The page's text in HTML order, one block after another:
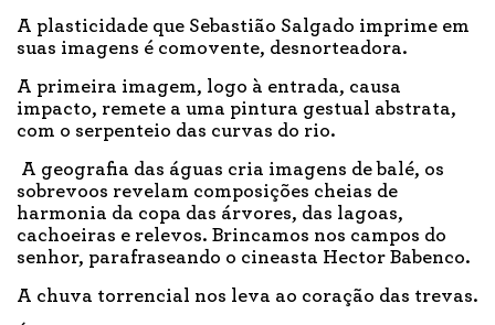
A plasticidade que Sebastião Salgado imprime em
suas imagens é comovente, desnorteadora.
A primeira imagem, logo à entrada, causa
impacto, remete a uma pintura gestual abstrata,
com o serpenteio das curvas do rio.
A geografia das águas cria imagens de balé, os
sobrevoos revelam composições cheias de
harmonia da copa das árvores, das lagoas,
cachoeiras e relevos. Brincamos nos campos do
senhor, parafraseando o cineasta Hector Babenco.
A chuva torrencial nos leva ao coração das trevas.